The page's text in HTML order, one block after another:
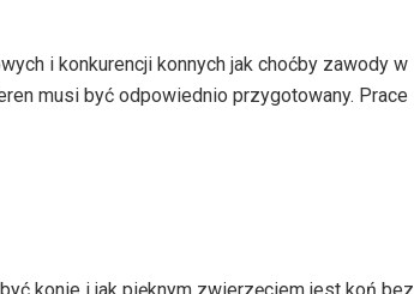
i konkurencji konnych jak choćby zawody w
musi być odpowiednio przygotowany. Prace